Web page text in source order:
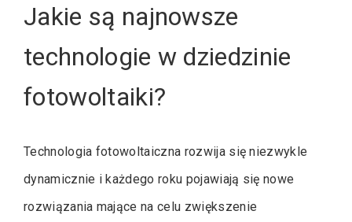
Jakie są najnowsze
technologie w dziedzinie
fotowoltaiki?
Technologia fotowoltaiczna rozwija się niezwykle
dynamicznie i każdego roku pojawiają się nowe
rozwiązania mające na celu zwiększenie